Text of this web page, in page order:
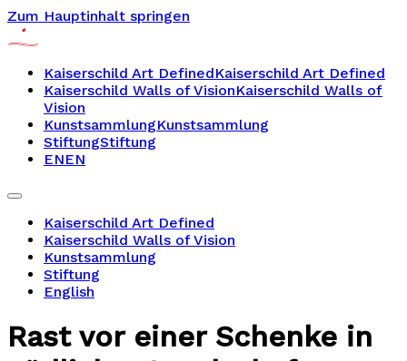
Zum Hauptinhalt springen
Kaiserschild Art DefinedKaiserschild Art Defined
Kaiserschild Walls of VisionKaiserschild Walls of
Vision
KunstsammlungKunstsammlung
StiftungStiftung
ENEN
Kaiserschild Art Defined
Kaiserschild Walls of Vision
Kunstsammlung
Stiftung
English
Rast vor einer Schenke in